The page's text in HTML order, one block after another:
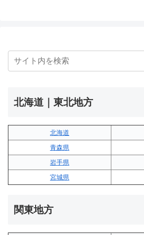
北海道｜東北地方
北海道
青森県
岩手県
宮城県
関東地方